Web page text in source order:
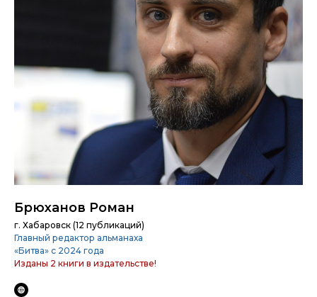
Брюханов Роман
г. Хабаровск (12 публикаций)
Главный редактор альманаха
«Битва» с 2024 года
Изданы 2 книги в издательстве!